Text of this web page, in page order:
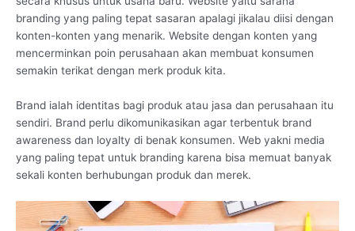
branding yang paling tepat sasaran apalagi jikalau diisi dengan
konten-konten yang menarik. Website dengan konten yang
mencerminkan poin perusahaan akan membuat konsumen
semakin terikat dengan merk produk kita.
Brand ialah identitas bagi produk atau jasa dan perusahaan itu
sendiri. Brand perlu dikomunikasikan agar terbentuk brand
awareness dan loyalty di benak konsumen. Web yakni media
yang paling tepat untuk branding karena bisa memuat banyak
sekali konten berhubungan produk dan merek.